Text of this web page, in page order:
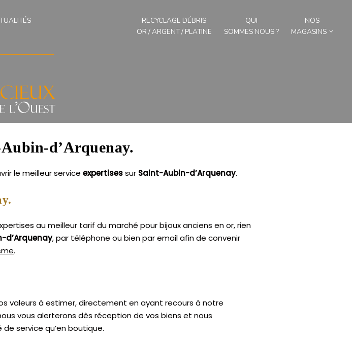
RECYCLAGE DÉBRIS
OR / ARGENT / PLATINE
QUI
SOMMES NOUS ?
NOS
MAGASINS
d’Arquenay.
le meilleur service expertisessur Saint-Aubin-d’Arquenay.
au meilleur tarif du marché pour bijoux anciens en or, rien
d’Arquenay, par téléphone ou bien par email afin de convenir
.
valeurs à estimer, directement en ayant recours à notre
vous alerterons dès réception de vos biens et nous
service qu’en boutique.